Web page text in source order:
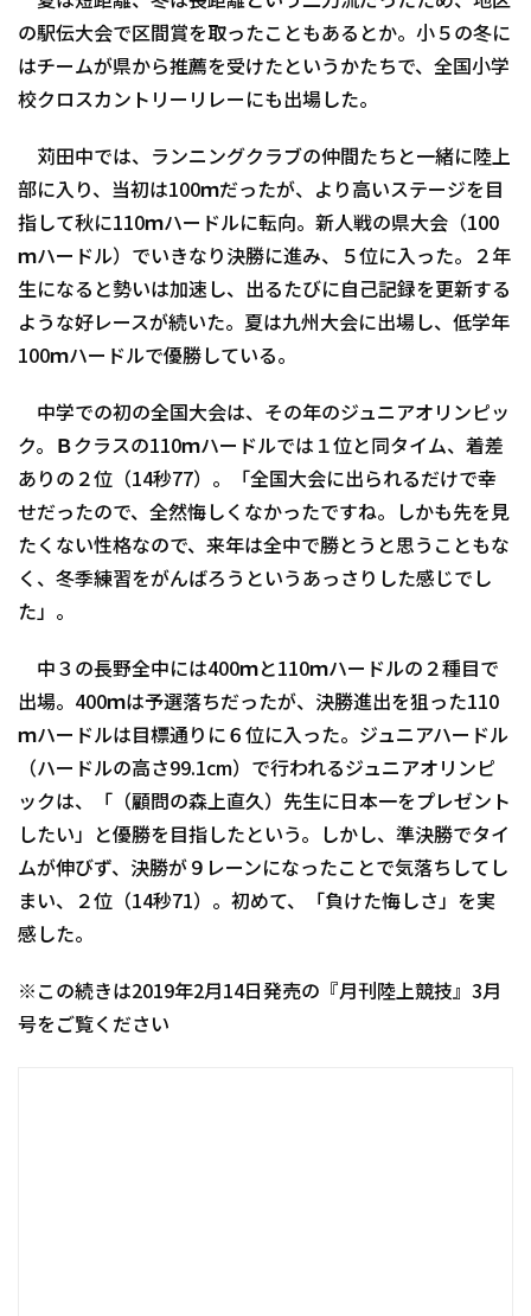
の駅伝大会で区間賞を取ったこともあるとか。小５の冬に
はチームが県から推薦を受けたというかたちで、全国小学
校クロスカントリーリレーにも出場した。
苅田中では、ランニングクラブの仲間たちと一緒に陸上
部に入り、当初は100ｍだったが、より高いステージを目
指して秋に110ｍハードルに転向。新人戦の県大会（100
ｍハードル）でいきなり決勝に進み、５位に入った。２年
生になると勢いは加速し、出るたびに自己記録を更新する
ような好レースが続いた。夏は九州大会に出場し、低学年
100ｍハードルで優勝している。
中学での初の全国大会は、その年のジュニアオリンピッ
ク。Ｂクラスの110ｍハードルでは１位と同タイム、着差
ありの２位（14秒77）。「全国大会に出られるだけで幸
せだったので、全然悔しくなかったですね。しかも先を見
たくない性格なので、来年は全中で勝とうと思うこともな
く、冬季練習をがんばろうというあっさりした感じでし
た」。
中３の長野全中には400ｍと110ｍハードルの２種目で
出場。400ｍは予選落ちだったが、決勝進出を狙った110
ｍハードルは目標通りに６位に入った。ジュニアハードル
（ハードルの高さ99.1cm）で行われるジュニアオリンピ
ックは、「（顧問の森上直久）先生に日本一をプレゼント
したい」と優勝を目指したという。しかし、準決勝でタイ
ムが伸びず、決勝が９レーンになったことで気落ちしてし
まい、２位（14秒71）。初めて、「負けた悔しさ」を実
感した。
※この続きは2019年2月14日発売の『月刊陸上競技』3月
号をご覧ください